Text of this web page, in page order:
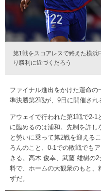
第1戦をスコアレスで終えた横浜
り勝利に近づくだろう
ファイナル進出をかけた運命
準決勝第2戦が、9日に開催され
アウェイで行われた第1戦で2-
に臨めるのは浦和。先制を許
と勢いに乗って第2戦を迎える
ろんのこと、0-1での敗戦でも
きる。高木 俊幸、武藤 雄樹の
料で、ホームの大観衆のもと
ずだ。